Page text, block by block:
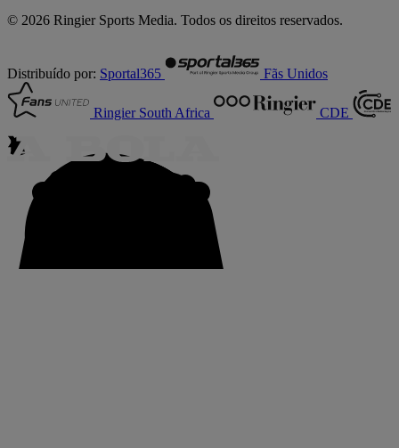
© 2026 Ringier Sports Media. Todos os direitos reservados.
Distribuído por: Sportal365 Fãs Unidos
Ringier South Africa CDE